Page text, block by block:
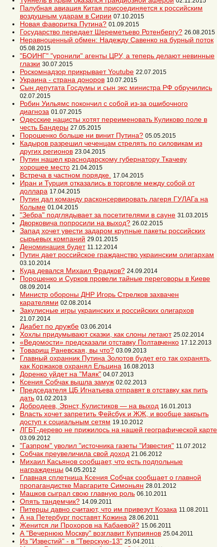
Палубная авиация Китая присоединяется к российским
воздушным ударам в Сирии 07.10.2015
Новая фаворитка Путина? 01.09.2015
Государство передает Шереметьево Ротенбергу? 26.08.2015
Неравноценный обмен: Надежду Савенко на бурный поток
05.08.2015
"БОИНГ" "уронили" агенты ЦРУ, а теперь делают невинные
глазки 30.07.2015
Роскомнадзор прикрывает Youtube 22.07.2015
Украина - страна доноров 10.07.2015
Сын депутата Госдумы и сын экс министра РФ обручились
02.07.2015
Робин Уильямс покончил с собой из-за ошибочного
диагноза 01.07.2015
Одесские нацисты хотят переименовать Куликово поле в
честь Бандеры 27.05.2015
Порошенко больше ни винит Путина? 05.05.2015
Кадыров разрешил чеченцам стрелять по силовикам из
других регионов 23.04.2015
Путин нашел краснодарскому губернатору Ткачеву
хорошее место 21.04.2015
Встреча в частном порядке. 17.04.2015
Иран и Турция отказались в торговле между собой от
доллара 17.04.2015
Путин дал команду расконсервировать лагеря ГУЛАГа на
Колыме 01.04.2015
"Зебра" подглядывает за посетителями в сауне 31.03.2015
Дворковича попросили на выход? 26.02.2015
Запад хочет увести задаром крупные пакеты российских
сырьевых компаний 29.01.2015
Деноминация будет 11.12.2014
Путин дает российское гражданство украинским олигархам
03.10.2014
Куда девался Михаил Фрадков? 24.09.2014
Порошенко и Сурков провели тайные переговоры в Киеве
08.09.2014
Министр обороны ДНР Игорь Стрелков захвачен
карателями 02.08.2014
Закулисные игры украинских и российских олигархов
21.07.2014
Диабет по дружбе 03.06.2014
Хохлы придумывают сказки, как слоны летают 25.02.2014
«Ведомости» предсказали отставку Полтавченко 17.12.2013
Товарищ Раневская, вы что? 03.09.2013
Главный охранник Путина Золотов будет его так охранять,
как Коржаков охранял Ельцина 16.08.2013
Доренко уйдет на "Маяк" 04.07.2013
Ксения Собчак вышла замуж 02.02.2013
Председателя ЦБ Игнатьева отправят в отставку как пить
дать 01.02.2013
Добродеев, Эрнст, Кулистиков — на выход 16.01.2013
Власть хочет запретить Фейсбук и ЖЖ, и вообще закрыть
доступ к социальным сетям 19.10.2012
ЛГБТ-дерево не прижилось на нашей географической карте
03.09.2012
"Газпром" уволил "источника газеты "Известия" 11.07.2012
Собчак преувеличила свой доход 21.06.2012
Михаил Касьянов сообщает, что есть подпольные
награжденцы 04.05.2012
Главная сплетница Ксения Собчак сообщает о главной
пропагандистке Маргарите Симоньян 28.01.2012
Машков сыграл свою главную роль 06.10.2011
Опять тандемчик? 14.09.2011
Питерцы давно считают, что им привезут Козака 11.08.2011
А на Петербург поставят Кожина 28.06.2011
Женится ли Прохоров на Кабаевой? 15.06.2011
А "Вечернюю Москву" возглавит Куприянов 25.04.2011
Из "Известий" - в "Тверскую-13" 25.04.2011